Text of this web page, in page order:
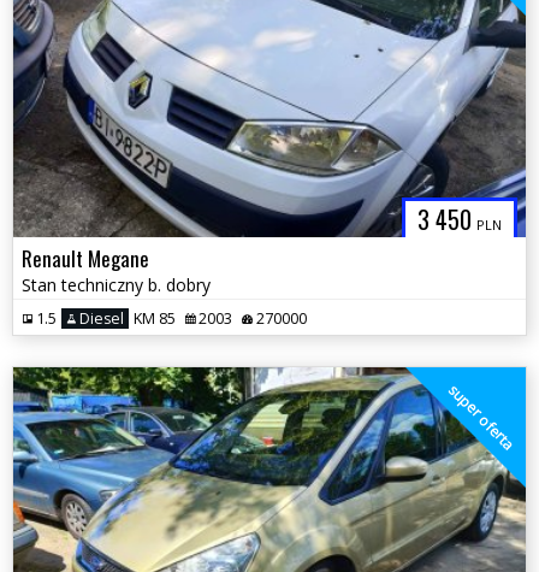
3 450 PLN
Renault Megane
Stan techniczny b. dobry
1.5 Diesel KM 85 2003 270000
super oferta